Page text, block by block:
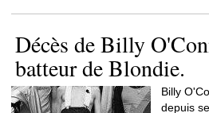
Décès de Billy
batteur de Blondie.
Billy
depuis